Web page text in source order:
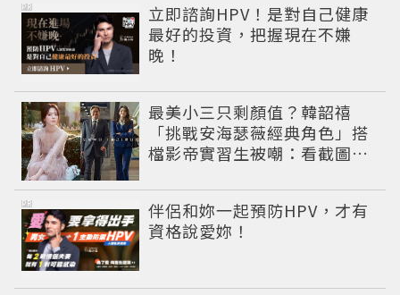
立即諮詢HPV！是對自己健康
最好的投資，把握現在不嫌
晚！
PR
最美小三只剩顏值？韓韶禧
「挑戰安海瑟薇經典角色」搭
檔影帝實習生被嘲：看截圖就
伴侶和妳一起預防HPV，才有
資格說愛妳！
PR